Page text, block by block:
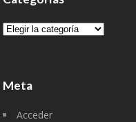
Categorías
Meta
Acceder